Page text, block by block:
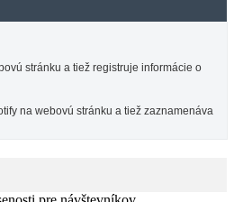
stránku a tiež registruje informácie o
na webovú stránku a tiež zaznamenáva